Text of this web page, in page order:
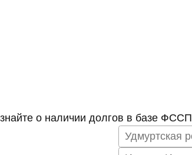
о наличии долгов в базе ФССП